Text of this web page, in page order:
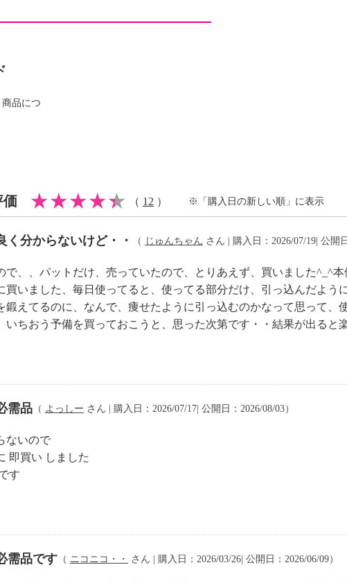
商品につ
価 （ 12 ） ※「購入日の新しい順」に表示
く分からないけど・・ （ じゅんちゃん さん | 購入日：2026/07/19| 公開
で、、パットだけ、売っていたので、とりあえず、買いました^_^
買いました、毎日使ってると、使ってる部分だけ、引っ込んだよう
鍛えてるのに、なんで、痩せたように引っ込むのかなって思って、
いちおう予備を買っておこうと、思った次第です・・結果が出ると
需品 （ よっしー さん | 購入日：2026/07/17| 公開日：2026/08/03）
ないので
即買い しました
す
需品です （ ニコニコ・・ さん | 購入日：2026/03/26| 公開日：2026/06/09）